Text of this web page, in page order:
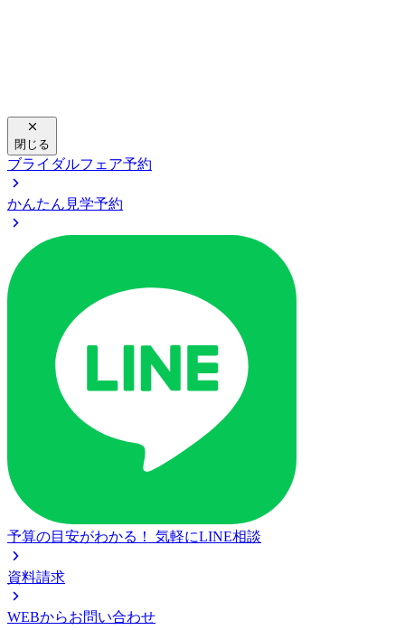
閉じる
ブライダルフェア予約
かんたん見学予約
予算の目安がわかる！ 気軽にLINE相談
資料請求
WEBからお問い合わせ